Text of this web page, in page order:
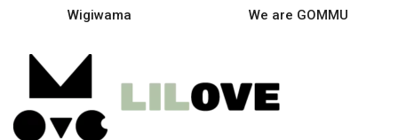
Wigiwama We are GOMMU